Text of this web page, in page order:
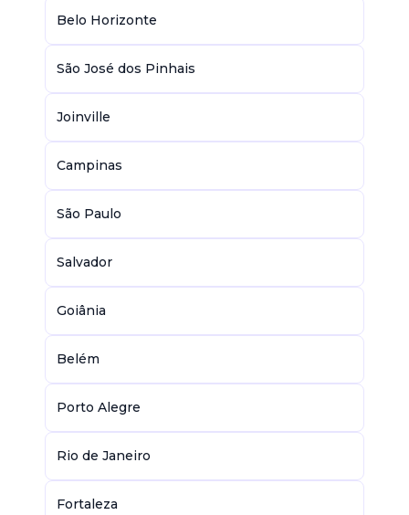
Belo Horizonte
São José dos Pinhais
Joinville
Campinas
São Paulo
Salvador
Goiânia
Belém
Porto Alegre
Rio de Janeiro
Fortaleza